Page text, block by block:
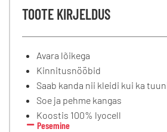
TOOTE KIRJELDUS
Avara lõikega
Kinnitusnööbid
Saab kanda nii kleidi kui ka
Soe ja pehme kangas
Koostis 100% lyocell
Pesemine